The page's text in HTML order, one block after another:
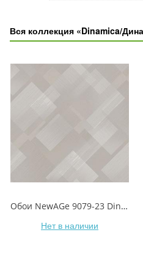
Вся коллекция «Dinamica/
Обои NewAGe 9079-23 Dinamica/Динамика
Нет в наличии